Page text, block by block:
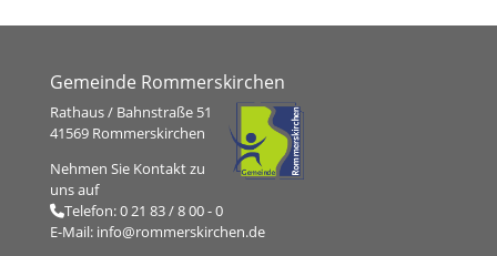
Gemeinde Rommerskirchen
Rathaus / Bahnstraße 51
41569 Rommerskirchen
Nehmen Sie Kontakt zu
uns auf
Telefon:0 21 83 / 8 00 - 0
E-Mail: info@rommerskirchen.de